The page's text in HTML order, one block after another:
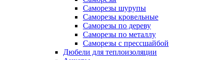
Саморезы шурупы
Саморезы кровельные
Саморезы по дереву
Саморезы по металлу
Саморезы с прессшайбой
Дюбели для теплоизоляции